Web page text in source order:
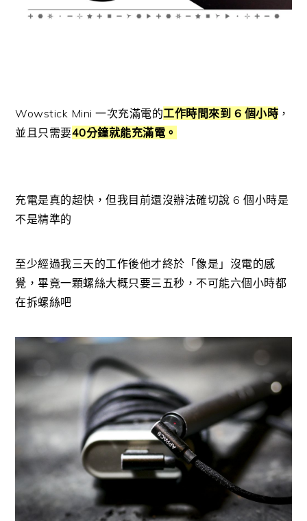
Wowstick Mini 一次充滿電的工作時間來到 6 個小時 ，
並且只需要40分鐘就能充滿電。
充電是真的超快，但我目前還沒辦法確切說 6 個小時是
不是精準的
至少經過我三天的工作後他才終於「像是」沒電的感
覺，畢竟一顆螺絲大概只要三五秒，不可能六個小時都
在拆螺絲吧